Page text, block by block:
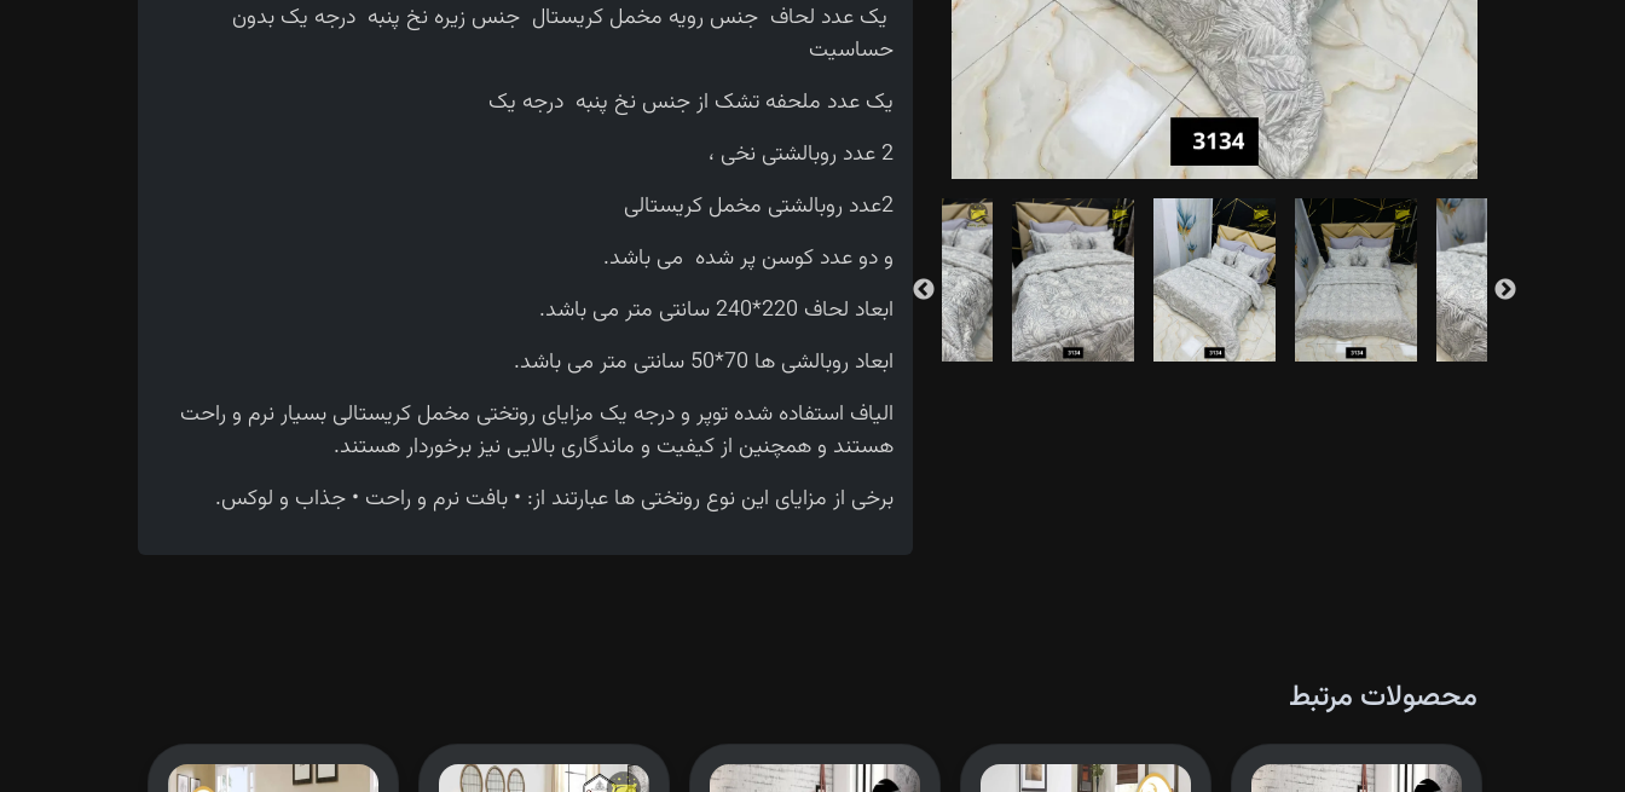
یک عدد لحاف جنس رویه مخمل کریستال جنس زیره نخ پنبه درجه یک بدون
حساسیت
یک عدد ملحفه تشک از جنس نخ پنبه درجه یک
2 عدد روبالشتی نخی ،
2عدد روبالشتی مخمل کریستالی
و دو عدد کوسن پر شده می باشد.
ابعاد لحاف 220*240 سانتی متر می باشد.
ابعاد روبالشی ها 70*50 سانتی متر می باشد.
الیاف استفاده شده توپر و درجه یک مزایای روتختی مخمل کریستالی بسیار نرم و راحت
هستند و همچنین از کیفیت و ماندگاری بالایی نیز برخوردار هستند.
برخی از مزایای این نوع روتختی ها عبارتند از: • بافت نرم و راحت • جذاب و لوکس.
محصولات مرتبط